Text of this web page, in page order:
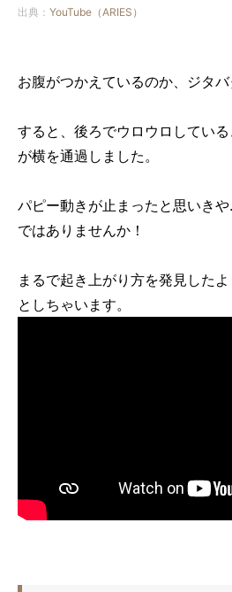
出典： YouTube（ARIES）
お腹がつかえているのか、ジタバ
すると、後ろでウロウロしている
が横を通過しました。
パピー動きが止まったと思いき
ではありませんか！
まるで起き上がり方を発見した
としちゃいます。